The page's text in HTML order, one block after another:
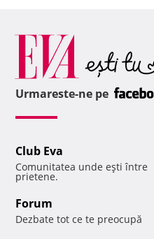
Urmareste-ne pe
Club Eva
Comunitatea unde eşti între
prietene.
Forum
Dezbate tot ce te preocupă